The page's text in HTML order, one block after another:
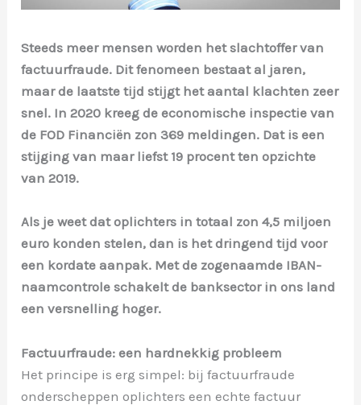
Steeds meer mensen worden het slachtoffer van
factuurfraude. Dit fenomeen bestaat al jaren,
maar de laatste tijd stijgt het aantal klachten zeer
snel. In 2020 kreeg de economische inspectie van
de FOD Financiën zon 369 meldingen. Dat is een
stijging van maar liefst 19 procent ten opzichte
van 2019.
Als je weet dat oplichters in totaal zon 4,5 miljoen
euro konden stelen, dan is het dringend tijd voor
een kordate aanpak. Met de zogenaamde IBAN-
naamcontrole schakelt de banksector in ons land
een versnelling hoger.
Factuurfraude: een hardnekkig probleem
Het principe is erg simpel: bij factuurfraude
onderscheppen oplichters een echte factuur